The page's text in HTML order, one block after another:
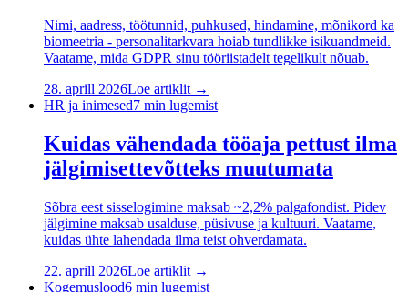
Nimi, aadress, töötunnid, puhkused, hindamine, mõnikord ka
biomeetria - personalitarkvara hoiab tundlikke isikuandmeid.
Vaatame, mida GDPR sinu tööriistadelt tegelikult nõuab.
28. aprill 2026Loe artiklit →
HR ja inimesed7 min lugemist
Kuidas vähendada tööaja pettust ilma
jälgimisettevõtteks muutumata
Sõbra eest sisselogimine maksab ~2,2% palgafondist. Pidev
jälgimine maksab usalduse, püsivuse ja kultuuri. Vaatame,
kuidas ühte lahendada ilma teist ohverdamata.
22. aprill 2026Loe artiklit →
Kogemuslood6 min lugemist